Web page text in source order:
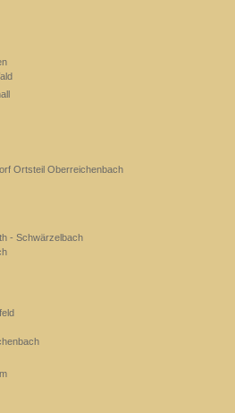
Ortsteil Oberreichenbach
- Schwärzelbach